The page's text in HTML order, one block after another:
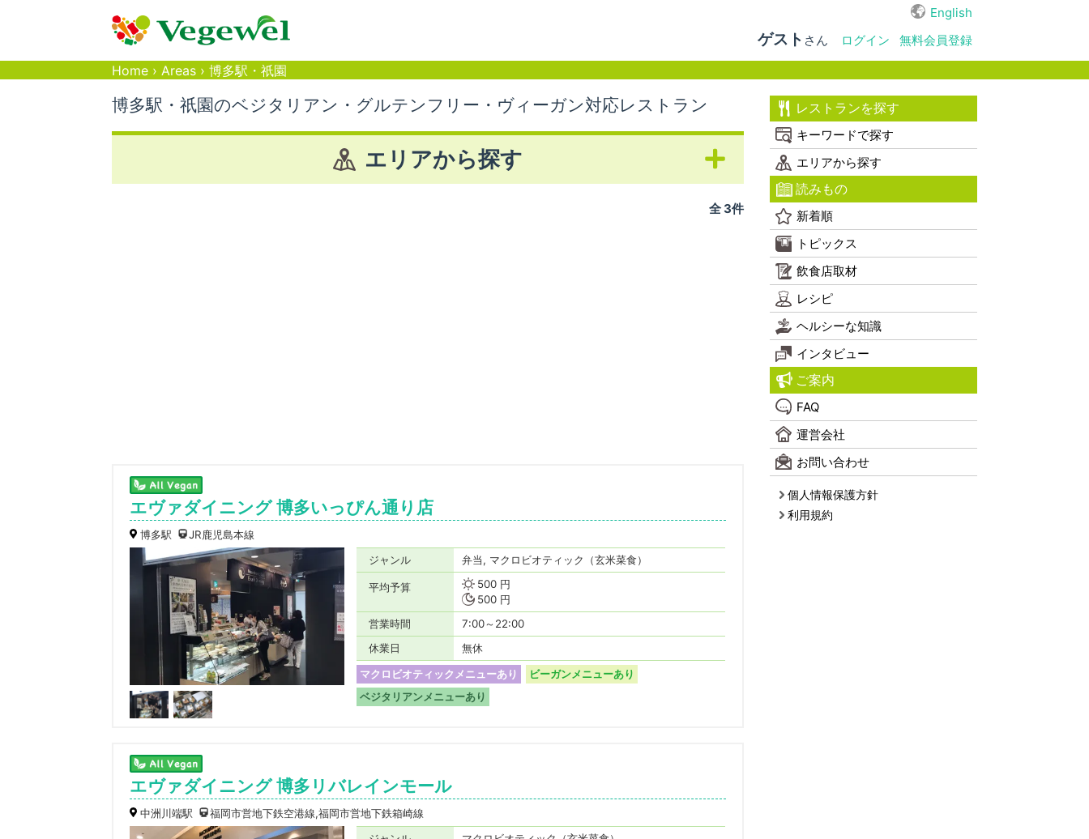
English
ゲスト さん ログイン
無料会員登録
Home › Areas › 博多駅・祇園
博多駅・祇園のベジタリアン・グルテンフリー・ヴィーガン対応レストラン
エリアから探す
全 3件
エヴァダイニング 博多いっぴん通り店
博多駅
JR鹿児島本線
ジャンル
弁当, マクロビオティック（玄米菜食）
平均予算
500 円
500 円
営業時間
7:00～22:00
休業日
無休
マクロビオティックメニューあり
ビーガンメニューあり
ベジタリアンメニューあり
エヴァダイニング 博多リバレインモール
中洲川端駅
福岡市営地下鉄空港線,福岡市営地下鉄箱崎線
レストランを探す
キーワードで探す
エリアから探す
読みもの
新着順
トピックス
飲食店取材
レシピ
ヘルシーな知識
インタビュー
ご案内
FAQ
運営会社
お問い合わせ
個人情報保護方針
利用規約